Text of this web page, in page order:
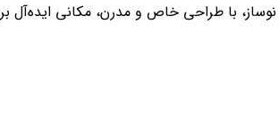
با طراحی خاص و مدرن، مکانی